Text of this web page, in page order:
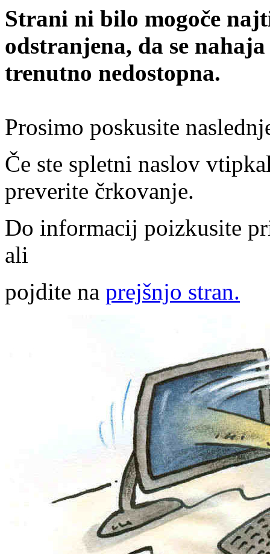
Strani ni bilo mogoče
odstranjena, da se
trenutno nedostopna.
Prosimo poskusite
Če ste spletni naslov
preverite črkovanje.
Do informacij poizkusite
ali
pojdite na prejšnjo stran.